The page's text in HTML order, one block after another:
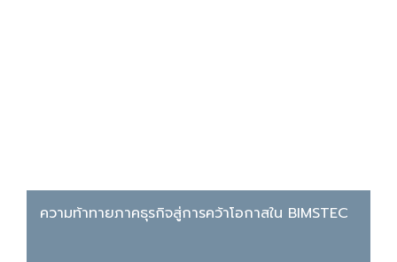
ความท้าทายภาคธุรกิจสู่การคว้าโอกาสใน BIMSTEC